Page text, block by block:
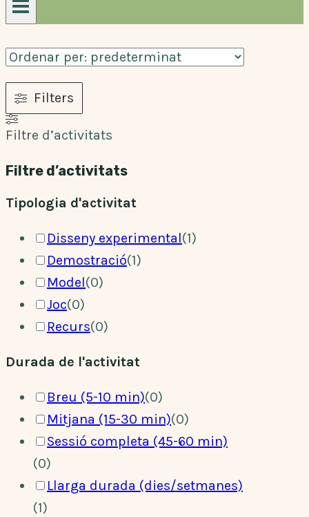
Filters
Filtre d’activitats
Filtre d’activitats
Tipologia d'activitat
Disseny experimental(1)
Demostració(1)
Model(0)
Joc(0)
Recurs(0)
Durada de l'activitat
Breu (5-10 min)(0)
Mitjana (15-30 min)(0)
Sessió completa (45-60 min)
(0)
Llarga durada (dies/setmanes)
(1)